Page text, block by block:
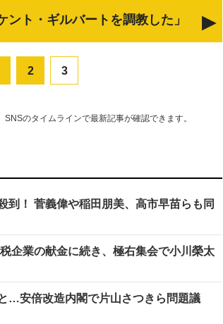
ト・ギルバートを調教した」
2 3
のタイムラインで最新記事が確認できます。
到！ 菅義偉や稲田朋美、高市早苗らも同
企業の献金に続き、極右集会で小川榮太
…安倍改造内閣で片山さつきら問題議